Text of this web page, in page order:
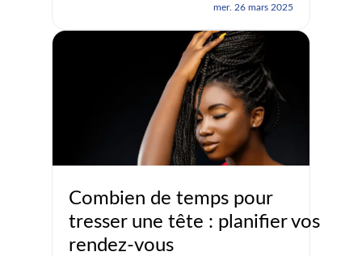
mer. 26 mars 2025
Combien de temps pour
tresser une tête : planifier vos
rendez-vous